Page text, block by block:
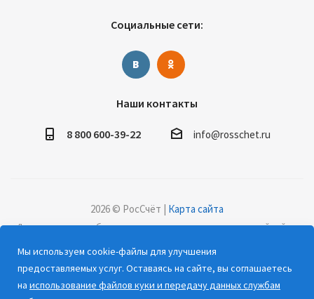
Социальные сети:
Наши контакты
8 800 600-39-22 info@rosschet.ru
2026 © РосСчёт | Карта сайта
Дорогие клиенты, обращаем ваше внимание на то, что данный сайт и
на сайте, носят информационный характер и ни при каких условиях не
являются публичной офертой, определяемой положениями Статьи 437
(2) Гражданского кодекса РФ.
Мы используем cookie-файлы для улучшения
предоставляемых услуг. Оставаясь на сайте, вы соглашаетесь
на использование файлов куки и передачу данных службам